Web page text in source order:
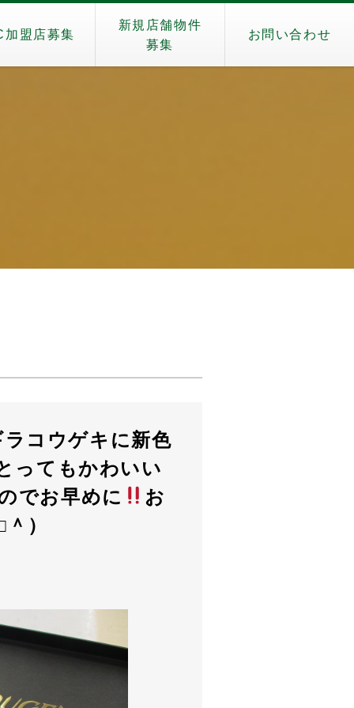
加盟店募集
新規店舗物件
募集
お問い合わせ
コウゲキに新色
ってもかわいい
でお早めに
お
）